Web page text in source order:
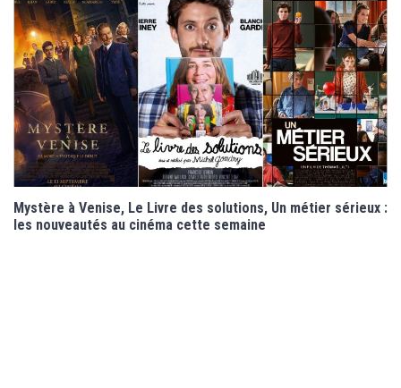
Mystère à Venise, Le Livre des solutions, Un métier sérieux :
les nouveautés au cinéma cette semaine